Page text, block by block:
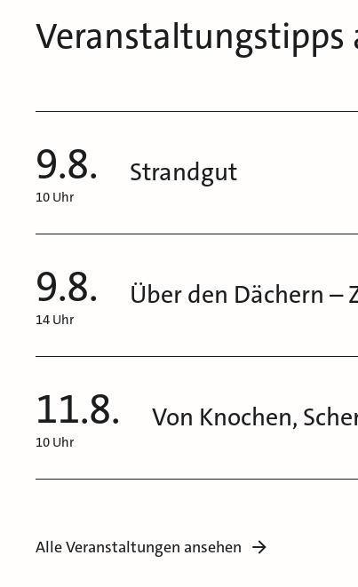
Veranstaltungstipps
9.8.
10 Uhr
Strandgut
9.8.
14 Uhr
Über den Dächern –
11.8.
10 Uhr
Von Knochen,
Alle Veranstaltungen ansehen